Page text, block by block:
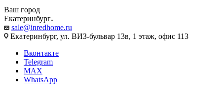
Ваш город
Екатеринбург
sale@inredhome.ru
Екатеринбург, ул. ВИЗ-бульвар 13в, 1 этаж, офис 113
Вконтакте
Telegram
MAX
WhatsApp